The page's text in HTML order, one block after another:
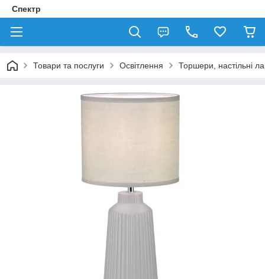
Спектр
Товари та послуги Освітлення Торшери, настільні